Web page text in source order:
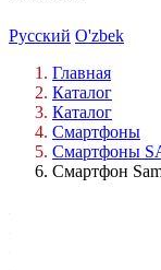
Русский O'zbek
Главная
Каталог
Каталог
Смартфоны
Смартфоны
Смартфон